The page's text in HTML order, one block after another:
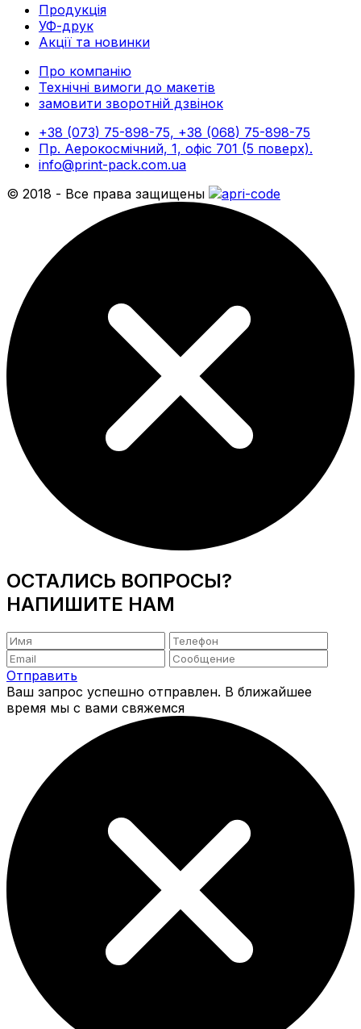
Продукція
УФ-друк
Акції та новинки
Про компанію
Технічні вимоги до макетів
замовити зворотній дзвінок
+38 (073) 75-898-75, +38 (068) 75-898-75
Пр. Аерокосмічний, 1, офіс 701 (5 поверх).
info@print-pack.com.ua
© 2018 - Все права защищены
ОСТАЛИСЬ ВОПРОСЫ?
НАПИШИТЕ НАМ
Отправить
Ваш запрос успешно отправлен. В ближайшее
время мы с вами свяжемся